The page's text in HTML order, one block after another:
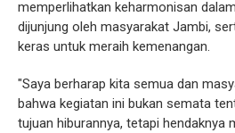
memperlihatkan keharmonisan
dijunjung oleh masyarakat Jambi,
keras untuk meraih kemenangan.
"Saya berharap kita semua dan
bahwa kegiatan ini bukan semata
tujuan hiburannya, tetapi hendaknya